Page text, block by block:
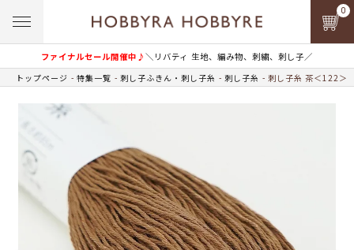
ファイナルセール開催中♪＼リバティ 生地、編み物、刺繍、刺し子／
0
トップページ 特集一覧 刺し子ふきん・刺し子糸 刺し子糸 刺し子糸 茶＜122＞